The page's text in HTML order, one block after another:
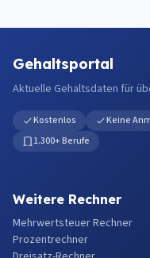
Gehaltsportal
Aktuelle Gehaltsdaten für
Kostenlos Keine
1.300+ Berufe
Weitere Rechner
Mehrwertsteuer Rechner
Prozentrechner